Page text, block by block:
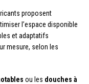
proposent
l’espace disponible
et adaptatifs
mesure, selon les
ou les douches à